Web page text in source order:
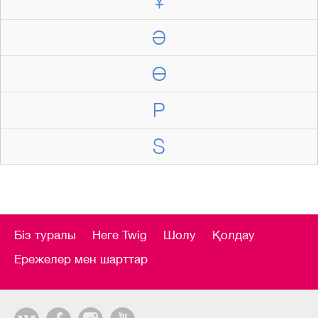
Ә
Ө
P
S
Біз туралы Неге Twig Шолу
Қолдау
Ережелер мен шарттар